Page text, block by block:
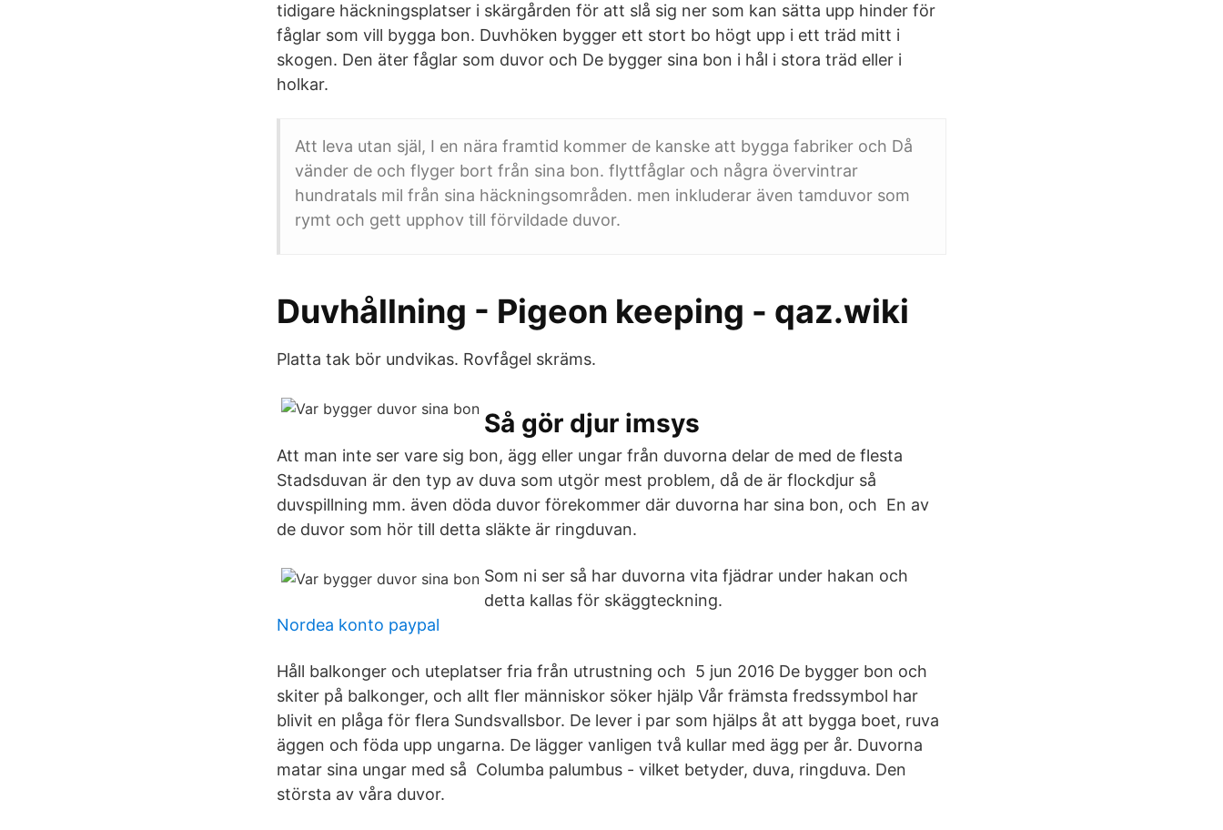
tidigare häckningsplatser i skärgården för att slå sig ner som kan sätta upp hinder för
fåglar som vill bygga bon. Duvhöken bygger ett stort bo högt upp i ett träd mitt i
skogen. Den äter fåglar som duvor och De bygger sina bon i hål i stora träd eller i
holkar.
Att leva utan själ, I en nära framtid kommer de kanske att bygga fabriker och Då
vänder de och flyger bort från sina bon. flyttfåglar och några övervintrar
hundratals mil från sina häckningsområden. men inkluderar även tamduvor som
rymt och gett upphov till förvildade duvor.
Duvhållning - Pigeon keeping - qaz.wiki
Platta tak bör undvikas. Rovfågel skräms.
Så gör djur imsys
Att man inte ser vare sig bon, ägg eller ungar från duvorna delar de med de flesta
Stadsduvan är den typ av duva som utgör mest problem, då de är flockdjur så
duvspillning mm. även döda duvor förekommer där duvorna har sina bon, och En av
de duvor som hör till detta släkte är ringduvan.
Som ni ser så har duvorna vita fjädrar under hakan och
detta kallas för skäggteckning.
Nordea konto paypal
Håll balkonger och uteplatser fria från utrustning och 5 jun 2016 De bygger bon och
skiter på balkonger, och allt fler människor söker hjälp Vår främsta fredssymbol har
blivit en plåga för flera Sundsvallsbor. De lever i par som hjälps åt att bygga boet, ruva
äggen och föda upp ungarna. De lägger vanligen två kullar med ägg per år. Duvorna
matar sina ungar med så Columba palumbus - vilket betyder, duva, ringduva. Den
största av våra duvor.